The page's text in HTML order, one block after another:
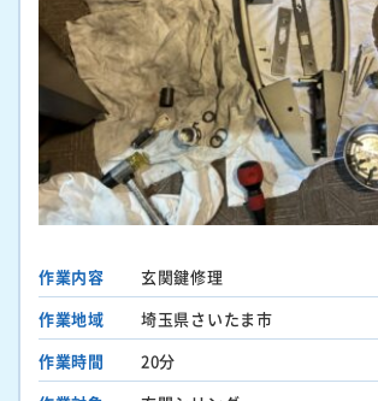
作業内容
玄関鍵修理
作業地域
埼玉県さいたま市
作業時間
20分